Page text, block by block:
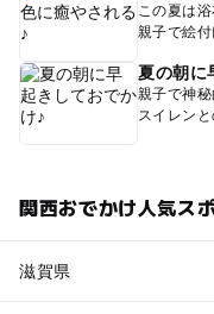
この夏は
親子で絵
夏の朝に
親子で神
スイレン
関西おでかけ人気ス
滋賀県